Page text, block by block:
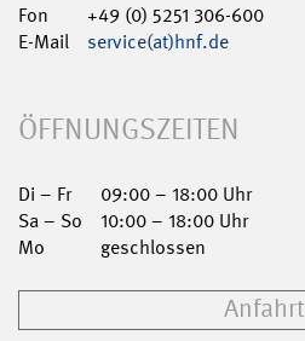
Fon
+49 (0) 5251 306-600
E-Mail
service(at)hnf.de
ÖFFNUNGSZEITEN
Di – Fr
09:00 – 18:00 Uhr
Sa – So
10:00 – 18:00 Uhr
Mo
geschlossen
Anfahrt